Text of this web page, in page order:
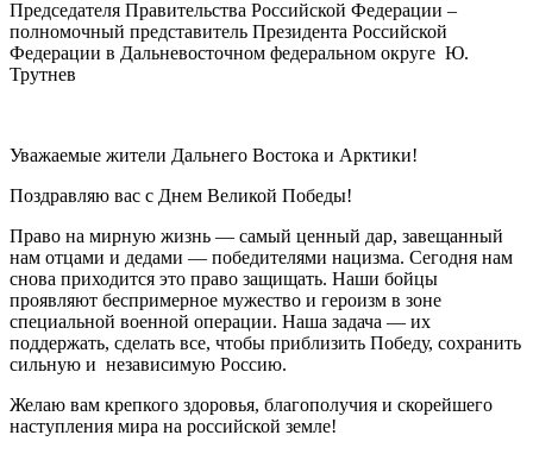
Председателя Правительства Российской Федерации –
полномочный представитель Президента Российской
Федерации в Дальневосточном федеральном округе Ю.
Трутнев
Уважаемые жители Дальнего Востока и Арктики!
Поздравляю вас с Днем Великой Победы!
Право на мирную жизнь — самый ценный дар, завещанный
нам отцами и дедами — победителями нацизма. Сегодня нам
снова приходится это право защищать. Наши бойцы
проявляют беспримерное мужество и героизм в зоне
специальной военной операции. Наша задача — их
поддержать, сделать все, чтобы приблизить Победу, сохранить
сильную и независимую Россию.
Желаю вам крепкого здоровья, благополучия и скорейшего
наступления мира на российской земле!